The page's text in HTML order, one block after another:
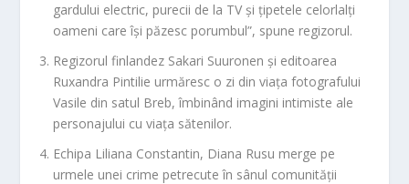
gardului electric, purecii de la TV și țipetele celorlalți
oameni care își păzesc porumbul”, spune regizorul.
Regizorul finlandez Sakari Suuronen și editoarea
Ruxandra Pintilie urmăresc o zi din viața fotografului
Vasile din satul Breb, îmbinând imagini intimiste ale
personajului cu viața sătenilor.
Echipa Liliana Constantin, Diana Rusu merge pe
urmele unei crime petrecute în sânul comunității